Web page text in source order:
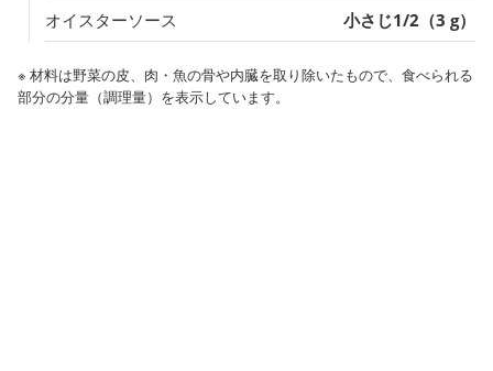
オイスターソース
小さじ1/2（3 g）
※ 材料は野菜の皮、肉・魚の骨や内臓を取り除いたもので、食べられる
部分の分量（調理量）を表示しています。